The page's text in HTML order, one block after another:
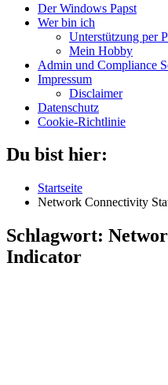
Der Windows Papst
Wer bin ich
Unterstützung per
Mein Hobby
Admin und Compliance
Impressum
Disclaimer
Datenschutz
Cookie-Richtlinie
Du bist hier:
Startseite
Network Connectivity
Schlagwort:
Indicator